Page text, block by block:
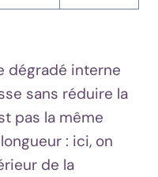
dégradé interne
sans réduire la
pas la même
: ici, on
de la